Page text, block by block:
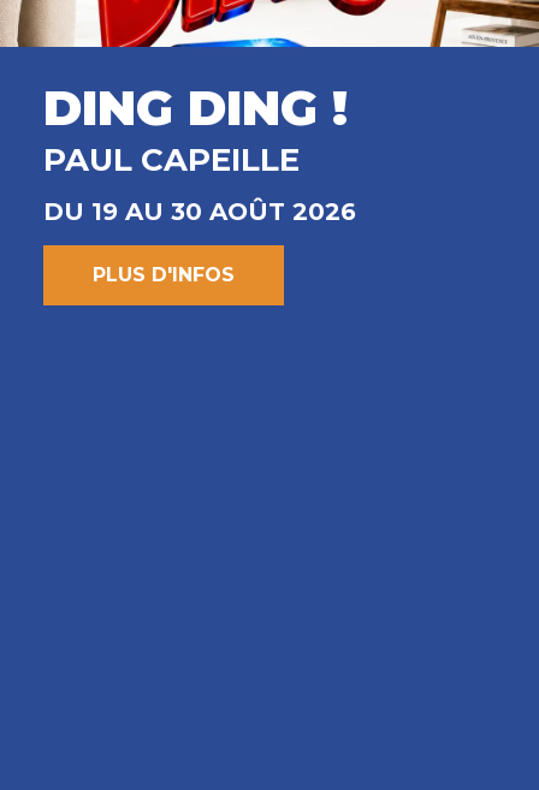
DING DING !
PAUL CAPEILLE
DU 19 AU 30 AOÛT 2026
PLUS D'INFOS